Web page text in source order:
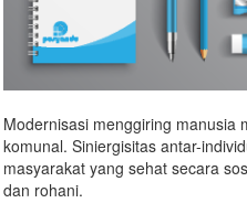
Modernisasi menggiring manusia
komunal. Siniergisitas antar-
masyarakat yang sehat secara
dan rohani.